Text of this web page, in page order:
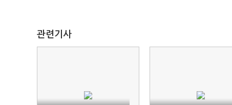
관련기사